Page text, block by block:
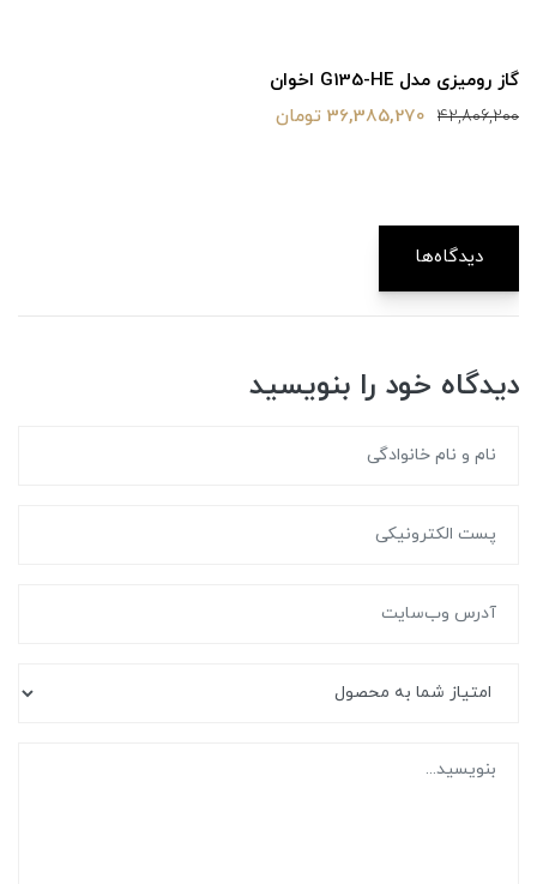
گاز رومیزی مدل G135-HE اخوان
42,806,200 36,385,270 تومان
دیدگاه‌ها
دیدگاه خود را بنویسید